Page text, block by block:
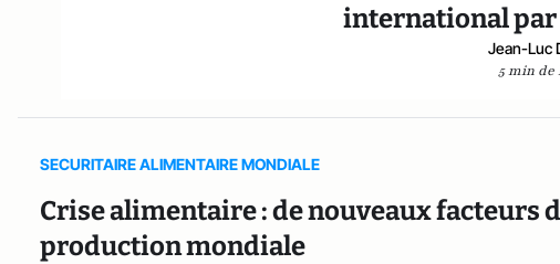
international par
Jean-Luc
5 min de
SECURITAIRE ALIMENTAIRE MONDIALE
Crise alimentaire : de nouveaux facteurs
production mondiale